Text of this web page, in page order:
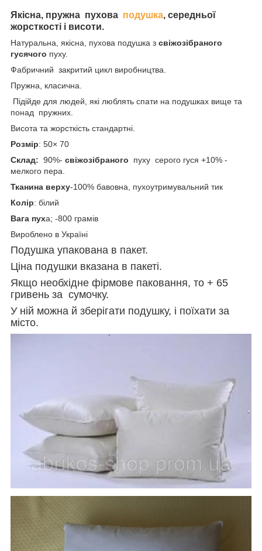
Якісна, пружна пухова подушка, середньої
жорсткості і висоти.
Натуральна, якісна, пухова подушка з свіжозібраного
гусячого пуху.
Фабричний закритий цикл виробництва.
Пружна, класична.
Підійде для людей, які люблять спати на подушках вище та
понад пружних.
Висота та жорсткість стандартні.
Розмір: 50× 70
Склад: 90%- свіжозібраного пуху серого гуся +10% -
мелкого пера.
Тканина верху-100% бавовна, пухоутримувальний тик
Колір: білий
Вага пуха; -800 грамів
Вироблено в Україні
Подушка упакована в пакет.
Ціна подушки вказана в пакеті.
Якщо необхідне фірмове паковання, то + 65
гривень за сумочку.
У ній можна й зберігати подушку, і поїхати за
місто.